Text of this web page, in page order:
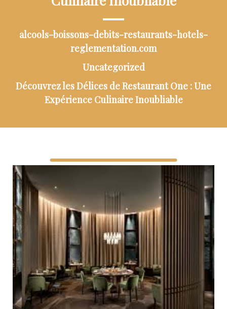
alcools-boissons-debits-restaurants-hotels-
reglementation.com
Uncategorized
Découvrez les Délices de Restaurant One : Une
Expérience Culinaire Inoubliable